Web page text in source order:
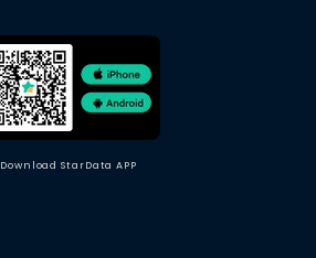
Download StarData APP